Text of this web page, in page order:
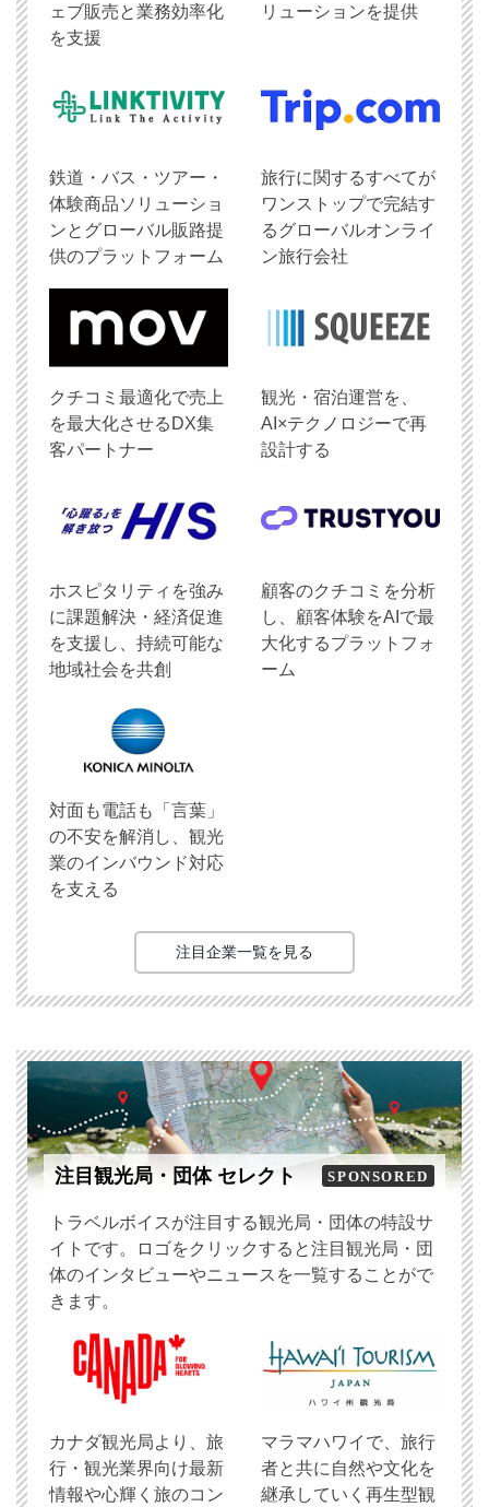
ェブ販売と業務効率化
を支援
リューションを提供
鉄道・バス・ツアー・
体験商品ソリューショ
ンとグローバル販路提
供のプラットフォーム
旅行に関するすべてが
ワンストップで完結す
るグローバルオンライ
ン旅行会社
クチコミ最適化で売上
を最大化させるDX集
客パートナー
観光・宿泊運営を、
AI×テクノロジーで再
設計する
ホスピタリティを強み
に課題解決・経済促進
を支援し、持続可能な
地域社会を共創
顧客のクチコミを分析
し、顧客体験をAIで最
大化するプラットフォ
ーム
対面も電話も「言葉」
の不安を解消し、観光
業のインバウンド対応
を支える
注目企業一覧を見る
注目観光局・団体 セレクト SPONSORED
トラベルボイスが注目する観光局・団体の特設サ
イトです。ロゴをクリックすると注目観光局・団
体のインタビューやニュースを一覧することがで
きます。
​カナダ観光局より、旅
行・観光業界向け最新
情報や心輝く旅のコン
マラマハワイで、旅行
者と共に自然や文化を
継承していく再生型観